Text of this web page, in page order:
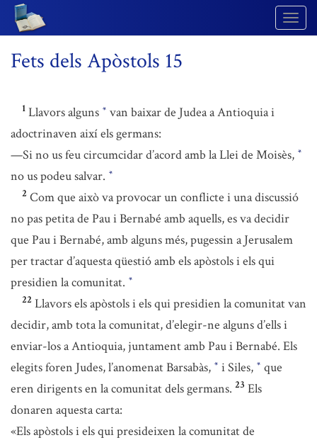
Fets dels Apòstols 15
1 Llavors alguns * van baixar de Judea a Antioquia i
adoctrinaven així els germans:
—Si no us feu circumcidar d’acord amb la Llei de Moisès, *
no us podeu salvar. *
2 Com que això va provocar un conflicte i una discussió
no pas petita de Pau i Bernabé amb aquells, es va decidir
que Pau i Bernabé, amb alguns més, pugessin a Jerusalem
per tractar d’aquesta qüestió amb els apòstols i els qui
presidien la comunitat. *
22 Llavors els apòstols i els qui presidien la comunitat van
decidir, amb tota la comunitat, d’elegir-ne alguns d’ells i
enviar-los a Antioquia, juntament amb Pau i Bernabé. Els
elegits foren Judes, l’anomenat Barsabàs, * i Siles, * que
eren dirigents en la comunitat dels germans. 23 Els
donaren aquesta carta:
«Els apòstols i els qui presideixen la comunitat de